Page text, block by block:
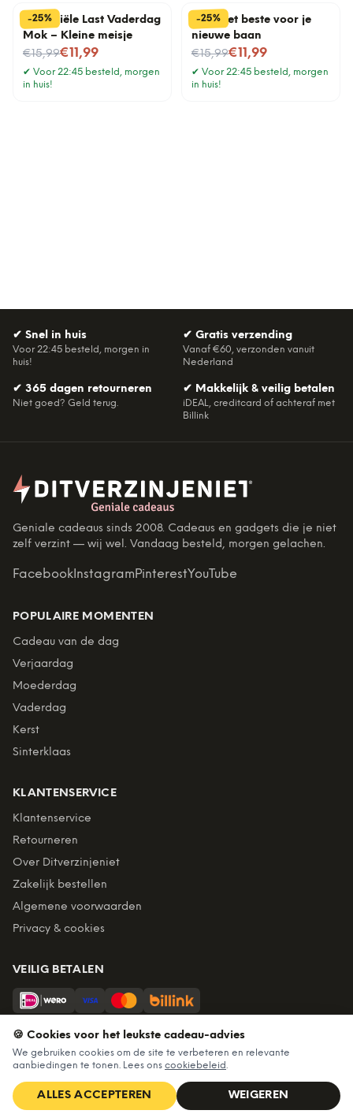
-25%
Financiële Last Vaderdag
Mok – Kleine meisje
€15,99
Nu voor€11,99
✔ Voor 22:45 besteld, morgen
in huis!
-25%
Mok Het beste voor je
nieuwe baan
€15,99
Nu voor€11,99
✔ Voor 22:45 besteld, morgen
in huis!
✔ Snel in huis
Voor 22:45 besteld, morgen in
huis!
✔ Gratis verzending
Vanaf €60, verzonden vanuit
Nederland
✔ 365 dagen retourneren
Niet goed? Geld terug.
✔ Makkelijk & veilig betalen
iDEAL, creditcard of achteraf met
Billink
Geniale cadeaus sinds 2008. Cadeaus en gadgets die je niet
zelf verzint — wij wel. Vandaag besteld, morgen gelachen.
Facebook InstagramPinterestYouTube
POPULAIRE MOMENTEN
Cadeau van de dag
Verjaardag
Moederdag
Vaderdag
Kerst
Sinterklaas
KLANTENSERVICE
Klantenservice
Retourneren
Over Ditverzinjeniet
Zakelijk bestellen
Algemene voorwaarden
Privacy & cookies
VEILIG BETALEN
Billink = achteraf betalen
BEZORGING
Voor 22:45 besteld, morgen in huis. Gratis verzending vanaf
€60. Tot 365 dagen retourneren.
🍪 Cookies voor het leukste cadeau-advies
We gebruiken cookies om de site te verbeteren en relevante
aanbiedingen te tonen. Lees ons cookiebeleid.
ALLES ACCEPTEREN WEIGEREN